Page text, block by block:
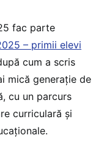
fac parte
– primii elevi
cum a scris
mică generație de
cu un parcurs
curriculară și